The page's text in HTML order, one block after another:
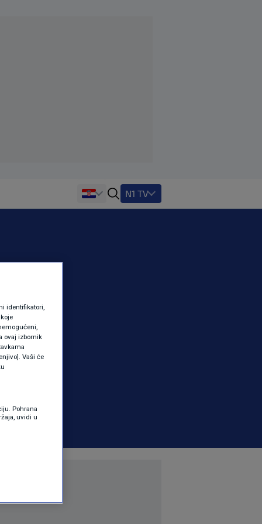
N1 TV
identifikatori,
ovaj izbornik
Vaši će
Pohrana
uvidi u